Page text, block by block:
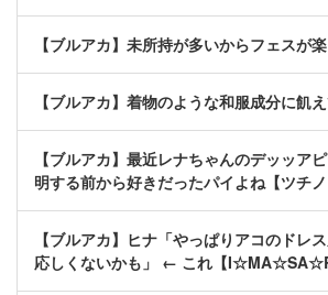
【ブルアカ】未所持が多いからフェスが
【ブルアカ】着物のような和服成分に飢
【ブルアカ】最近レナちゃんのデッッア
明する前から好きだったパイよね【ツチノ
【ブルアカ】ヒナ「やっぱりアコのドレ
応しくないかも」 ← これ【